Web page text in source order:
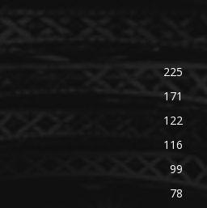
225
171
122
116
99
78